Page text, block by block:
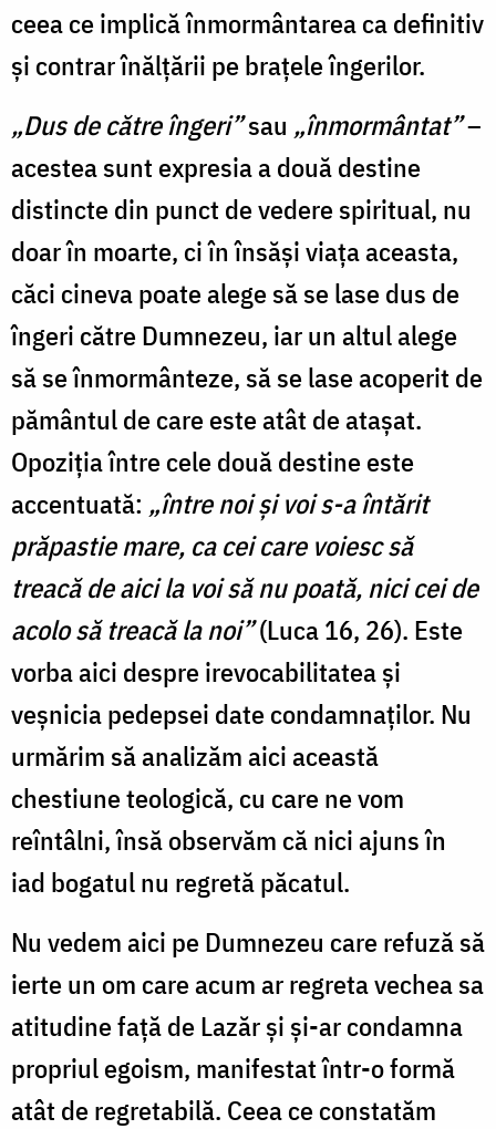
ceea ce implică înmormântarea ca definitiv
și contrar înălțării pe brațele îngerilor.
„Dus de către îngeri”sau „înmormântat”–
acestea sunt expresia a două destine
distincte din punct de vedere spiritual, nu
doar în moarte, ci în însăși viața aceasta,
căci cineva poate alege să se lase dus de
îngeri către Dumnezeu, iar un altul alege
să se înmormânteze, să se lase acoperit de
pământul de care este atât de atașat.
Opoziția între cele două destine este
accentuată: „între noi şi voi s-a întărit
prăpastie mare, ca cei care voiesc să
treacă de aici la voi să nu poată, nici cei de
acolo să treacă la noi”(Luca 16, 26). Este
vorba aici despre irevocabilitatea și
veșnicia pedepsei date condamnaților. Nu
urmărim să analizăm aici această
chestiune teologică, cu care ne vom
reîntâlni, însă observăm că nici ajuns în
iad bogatul nu regretă păcatul.
Nu vedem aici pe Dumnezeu care refuză să
ierte un om care acum ar regreta vechea sa
atitudine față de Lazăr și și-ar condamna
propriul egoism, manifestat într-o formă
atât de regretabilă. Ceea ce constatăm